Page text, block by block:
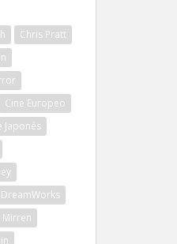
Chris Pratt
Cine Europeo
Japonés
DreamWorks
Mirren